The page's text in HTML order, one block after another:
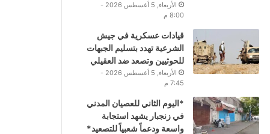
الأربعاء, 5 أغسطس 2026 -
8:00 م
قيادات عسكرية في جيش
الشرعية تهدد بتسليم الجبهات
للحوثيين وتصعد ضد العقيلي
الأربعاء, 5 أغسطس 2026 -
7:45 م
*اليوم الثاني للعصيان المدني
في زنجبار يشهد استجابة
واسعة ودعماً شعبياً للتصعيد*